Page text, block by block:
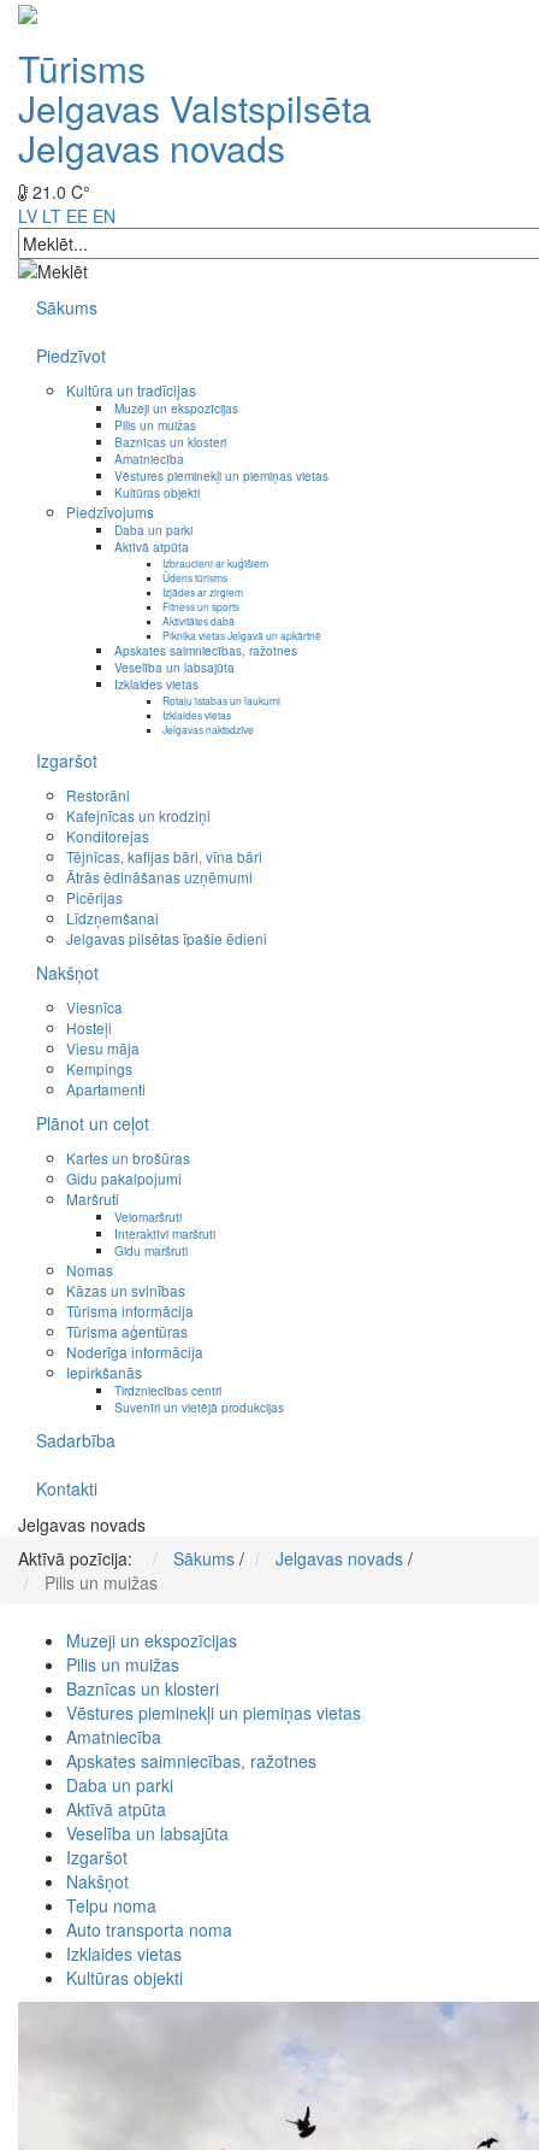
Tūrisms
Jelgavas Valstspilsēta
Jelgavas novads
21.0 C°
LV LT EE EN
Sākums
Piedzīvot
Kultūra un tradīcijas
Muzeji un ekspozīcijas
Pilis un muižas
Baznīcas un klosteri
Amatniecība
Vēstures pieminekļi un piemiņas vietas
Kultūras objekti
Piedzīvojums
Daba un parki
Aktīvā atpūta
Izbraucieni ar kuģīšiem
Ūdens tūrisms
Izjādes ar zirgiem
Fitness un sports
Aktivitātes dabā
Piknika vietas Jelgavā un apkārtnē
Apskates saimniecības, ražotnes
Veselība un labsajūta
Izklaides vietas
Rotaļu istabas un laukumi
Izklaides vietas
Jelgavas naktsdzīve
Izgaršot
Restorāni
Kafejnīcas un krodziņi
Konditorejas
Tējnīcas, kafijas bāri, vīna bāri
Ātrās ēdināšanas uzņēmumi
Picērijas
Līdzņemšanai
Jelgavas pilsētas īpašie ēdieni
Nakšņot
Viesnīca
Hosteļi
Viesu māja
Kempings
Apartamenti
Plānot un ceļot
Kartes un brošūras
Gidu pakalpojumi
Maršruti
Velomaršruti
Interaktīvi maršruti
Gidu maršruti
Nomas
Kāzas un svinības
Tūrisma informācija
Tūrisma aģentūras
Noderīga informācija
Iepirkšanās
Tirdzniecības centri
Suvenīri un vietējā produkcijas
Sadarbība
Kontakti
Jelgavas novads
Aktīvā pozīcija:
Sākums / Jelgavas novads /
Pilis un muižas
Muzeji un ekspozīcijas
Pilis un muižas
Baznīcas un klosteri
Vēstures pieminekļi un piemiņas vietas
Amatniecība
Apskates saimniecības, ražotnes
Daba un parki
Aktīvā atpūta
Veselība un labsajūta
Izgaršot
Nakšņot
Telpu noma
Auto transporta noma
Izklaides vietas
Kultūras objekti